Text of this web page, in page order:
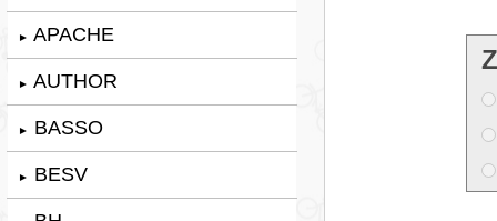
► APACHE
► AUTHOR
► BASSO
► BESV